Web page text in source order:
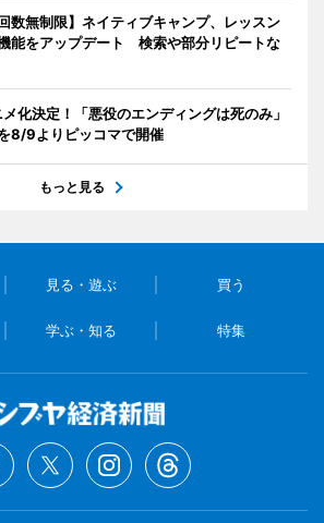
数無制限】ネイティブキャンプ、レッスン
能をアップデート 検索や部分リピートな
化決定！「悪役のエンディングは死のみ」
8/9よりピッコマで開催
もっと見る
見る・遊ぶ 買う
学ぶ・知る 特集